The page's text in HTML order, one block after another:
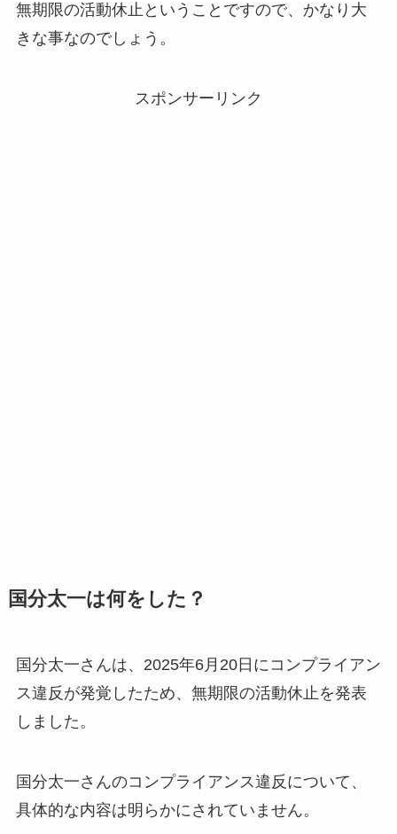
無期限の活動休止ということですので、かなり大
きな事なのでしょう。
スポンサーリンク
国分太一は何をした？
国分太一さんは、2025年6月20日にコンプライアン
ス違反が発覚したため、無期限の活動休止を発表
しました。
国分太一さんのコンプライアンス違反について、
具体的な内容は明らかにされていません。